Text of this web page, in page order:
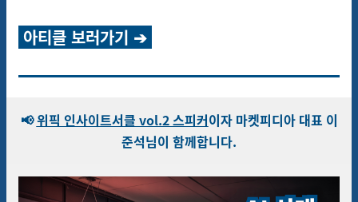
아티클 보러가기 ➔
📢위픽 인사이트서클 vol.2 스피커이자 마켓피디아 대표 이
준석님이 함께합니다.